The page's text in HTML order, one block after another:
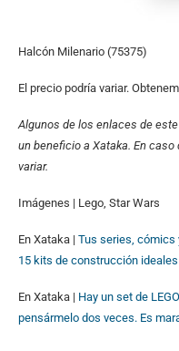
Halcón Milenario (75375)
El precio podría variar.
Algunos de los enlaces de
un beneficio a Xataka. En
variar.
Imágenes | Lego, Star Wars
En Xataka | Tus series, cómics
15 kits de construcción
En Xataka | Hay un set de
pensármelo dos veces. Es